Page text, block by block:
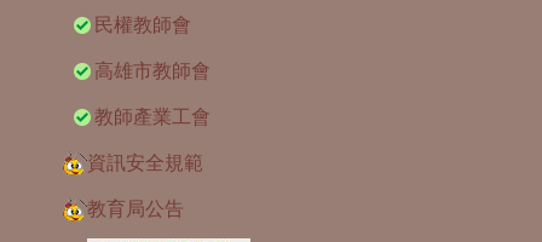
民權教師會
高雄市教師會
教師產業工會
資訊安全規範
教育局公告